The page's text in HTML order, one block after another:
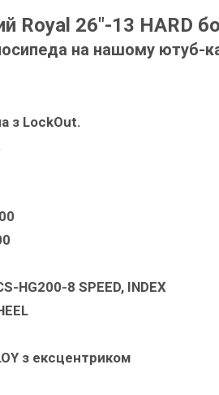
Royal 26"-13 HARD
на нашому ютуб-
з LockOut.
HG200-8 SPEED, INDEX
з ексцентриком